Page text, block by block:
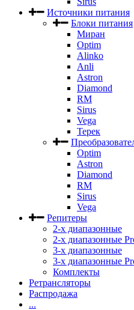
Источники питания
Блоки питания
Миран
Optim
Alinko
Anli
Astron
Diamond
RM
Sirus
Vega
Терек
Optim
Astron
Diamond
RM
Sirus
Vega
Репитеры
2-х диапазонные
2-х диапазонные
3-х диапазонные
3-х диапазонные
Комплекты
Ретрансляторы
Распродажа
...